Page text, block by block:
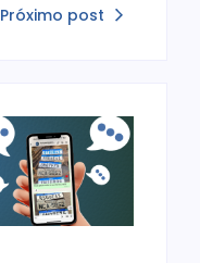
Próximo post